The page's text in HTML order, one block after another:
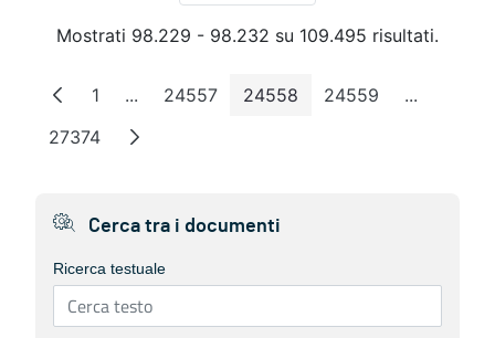
Mostrati 98.229 - 98.232 su 109.495 risultati.
Pagina
1 ...Pagine intermedie
Pagina
24557 Pagina
24558 Pagina
24559 ...Pagine
Pagina
27374
Cerca tra i documenti
Ricerca testuale